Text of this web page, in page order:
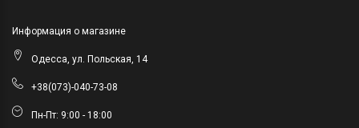
Информация о магазине
Одесса, ул. Польская, 14
+38(073)-040-73-08
Пн-Пт: 9:00 - 18:00